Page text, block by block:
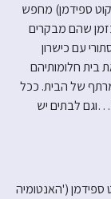
ספידמן) מחפש
שהם מבקרים
עם כישרון
בית חלומותיהם
של הבית. ככל
לבתים יש
ספידמן ('האנטומיה